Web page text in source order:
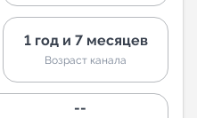
1 год и 7 месяцев
Возраст канала
--